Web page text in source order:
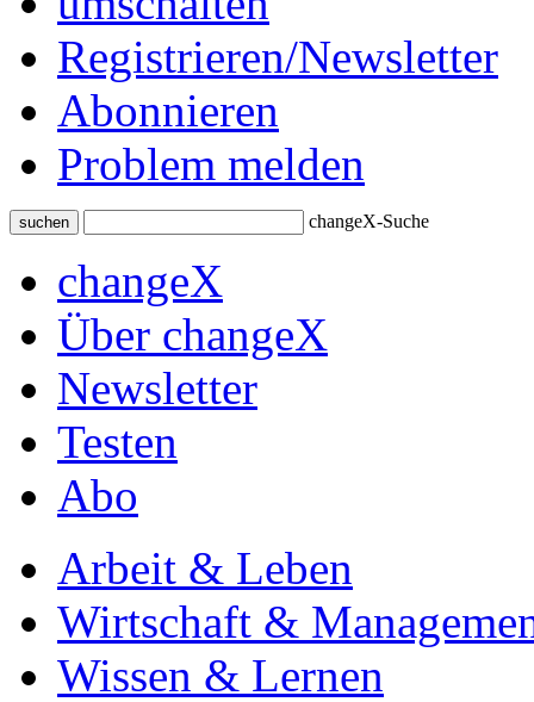
Registrieren/Newsletter
Abonnieren
Problem melden
suchen changeX-Suche
changeX
Über changeX
Newsletter
Testen
Abo
Arbeit & Leben
Wirtschaft &
Wissen & Lernen